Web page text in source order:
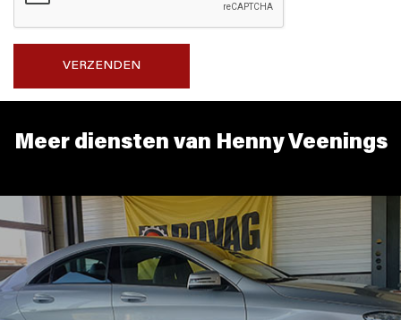
VERZENDEN
Meer diensten van Henny Veenings